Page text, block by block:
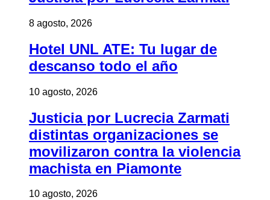
8 agosto, 2026
Hotel UNL ATE: Tu lugar de
descanso todo el año
10 agosto, 2026
Justicia por Lucrecia Zarmati
distintas organizaciones se
movilizaron contra la violencia
machista en Piamonte
10 agosto, 2026